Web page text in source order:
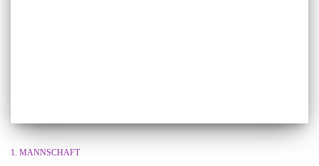
1. MANNSCHAFT